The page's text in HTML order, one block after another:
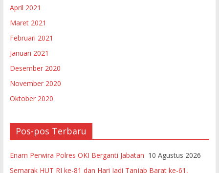
April 2021
Maret 2021
Februari 2021
Januari 2021
Desember 2020
November 2020
Oktober 2020
Pos-pos Terbaru
Enam Perwira Polres OKI Berganti Jabatan 10 Agustus 2026
Semarak HUT RI ke-81 dan Hari Jadi Tanjab Barat ke-61,